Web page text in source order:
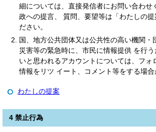
細については、直接発信者にお問い合わせ
政への提言、 質問、要望等は「わたしの提
ださい。
国、地方公共団体又は公共性の高い機関・
災害等の緊急時に、市民に情報提供 を行
いと思われるアカウントについては、フォ
情報をリツ イート、コメント等をする場合
わたしの提案
4 禁止行為